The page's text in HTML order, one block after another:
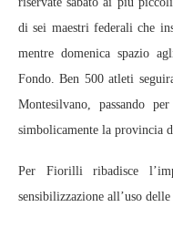
di sei maestri federali che
mentre domenica spazio
Fondo. Ben 500 atleti
Montesilvano, passando
simbolicamente la provincia
Per Fiorilli ribadisce
sensibilizzazione all’uso